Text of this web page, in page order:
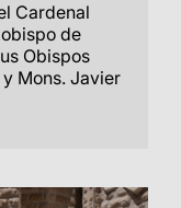
Cardenal
de
Obispos
Mons. Javier